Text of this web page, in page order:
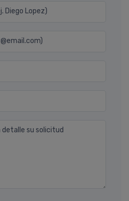
Diego Lopez)
detalle su solicitud